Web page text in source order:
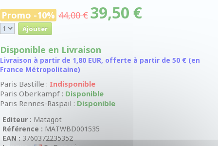
Promo -10% 44,00 € 39,50 €
Disponible en Livraison
Livraison à partir de 1,80 EUR, offerte à partir de 50 € (en
France Métropolitaine)
Paris Bastille : Indisponible
Paris Oberkampf : Disponible
Paris Rennes-Raspail : Disponible
Editeur : Matagot
Référence : MATWBD001535
EAN : 3760372235352